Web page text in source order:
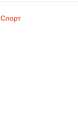
Спорт